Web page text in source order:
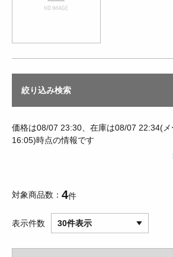
絞り込み検索
価格は08/07 23:30、在庫は08/07 22:34(
16:05)時点の情報です
対象商品数 4件
表示件数 30件表示